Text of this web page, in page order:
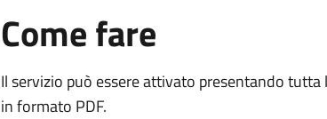
Come fare
Il servizio può essere attivato presentando
in formato PDF.